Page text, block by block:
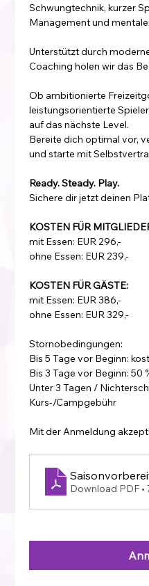
Schwungtechnik, kurzer
Management und
Unterstützt durch
Coaching holen wir das
Ob ambitionierte
leistungsorientierte
auf das nächste Level.
Bereite dich optimal vor,
und starte mit
Ready. Steady. Play.
Sichere dir jetzt deinen
KOSTEN FÜR
mit Essen: EUR 296,-
ohne Essen: EUR 239,-
KOSTEN FÜR GÄSTE:
mit Essen: EUR 386,-
ohne Essen: EUR 329,-
Stornobedingungen:
Bis 5 Tage vor Beginn:
Bis 3 Tage vor Beginn: 50
Unter 3 Tagen /
Kurs-/Campgebühr
Mit der Anmeldung
Download PDF •